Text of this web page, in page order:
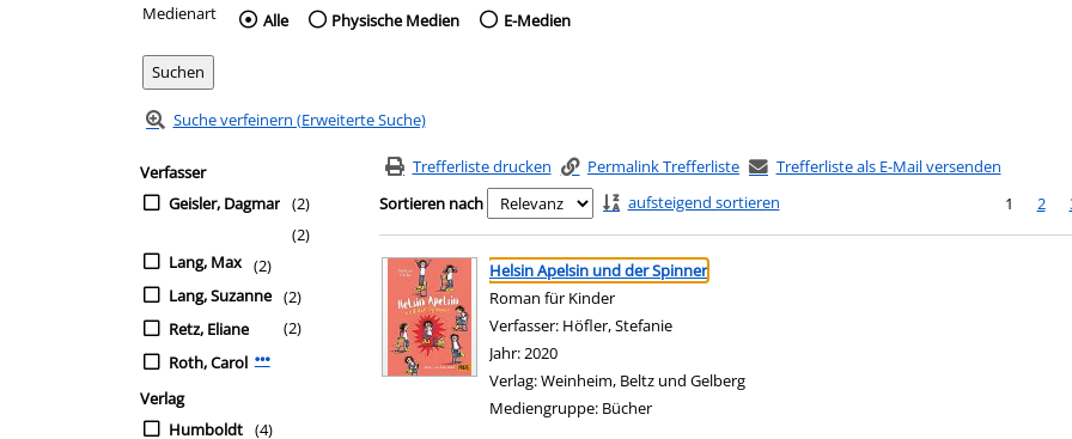
Medienart Wählen Sie die Medienart nach der Sie suchen wollen.
Alle Physische Medien E-Medien
Suche verfeinern (Erweiterte Suche)
Suchfilter
Zur Trefferliste springen
Verfasser
Geisler, Dagmar (2)
Lang, Max
(2)
Lang, Suzanne
(2)
Retz, Eliane
(2)
Roth, Carol
(2)
Mehr Verfasser-Filter anzeigen
Verlag
Humboldt (4)
Trefferliste drucken Permalink Trefferliste
Trefferliste als E-Mail versenden
Sortieren nach
aufsteigend sortieren 1 2
Suchergebnis
Zu den Suchfiltern springen
Helsin Apelsin und der Spinner
Roman für Kinder
Verfasser: Höfler, Stefanie
Jahr:2020
Verlag:Weinheim, Beltz und Gelberg
Mediengruppe: Bücher